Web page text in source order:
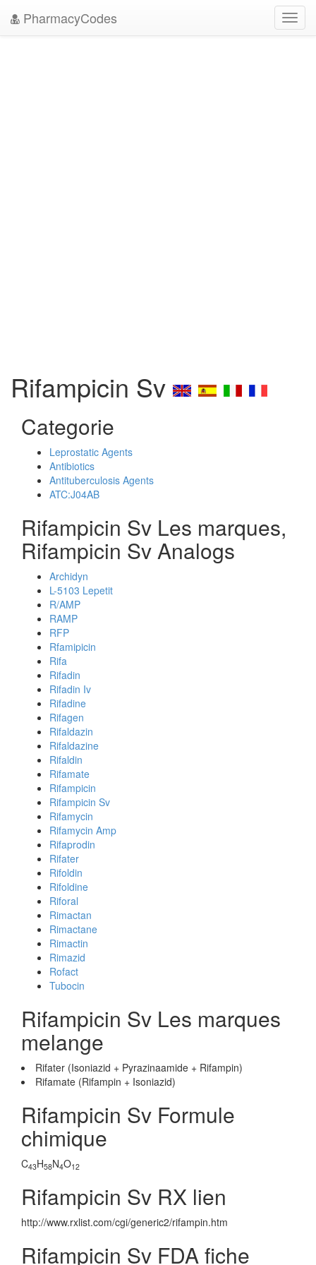
PharmacyCodes
Rifampicin Sv
Categorie
Leprostatic Agents
Antibiotics
Antituberculosis Agents
ATC:J04AB
Rifampicin Sv Les marques,
Rifampicin Sv Analogs
Archidyn
L-5103 Lepetit
R/AMP
RAMP
RFP
Rfamipicin
Rifa
Rifadin
Rifadin Iv
Rifadine
Rifagen
Rifaldazin
Rifaldazine
Rifaldin
Rifamate
Rifampicin
Rifampicin Sv
Rifamycin
Rifamycin Amp
Rifaprodin
Rifater
Rifoldin
Rifoldine
Riforal
Rimactan
Rimactane
Rimactin
Rimazid
Rofact
Tubocin
Rifampicin Sv Les marques
melange
Rifater (Isoniazid + Pyrazinaamide + Rifampin)
Rifamate (Rifampin + Isoniazid)
Rifampicin Sv Formule
chimique
C43H58N4O12
Rifampicin Sv RX lien
http://www.rxlist.com/cgi/generic2/rifampin.htm
Rifampicin Sv FDA fiche